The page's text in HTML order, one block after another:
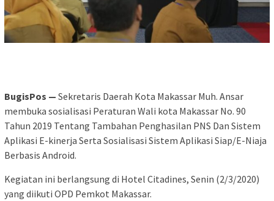
BugisPos — Sekretaris Daerah Kota Makassar Muh. Ansar
membuka sosialisasi Peraturan Wali kota Makassar No. 90
Tahun 2019 Tentang Tambahan Penghasilan PNS Dan Sistem
Aplikasi E-kinerja Serta Sosialisasi Sistem Aplikasi Siap/E-Niaja
Berbasis Android.
Kegiatan ini berlangsung di Hotel Citadines, Senin (2/3/2020)
yang diikuti OPD Pemkot Makassar.